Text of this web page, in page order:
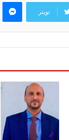
تويتر